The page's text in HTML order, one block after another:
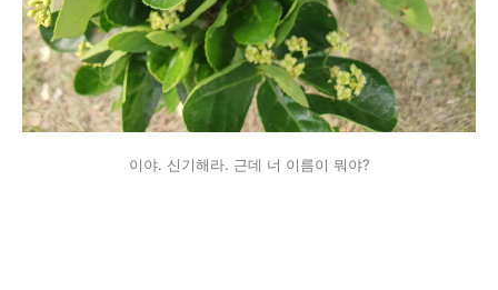
이야. 신기해라. 근데 너 이름이 뭐야?